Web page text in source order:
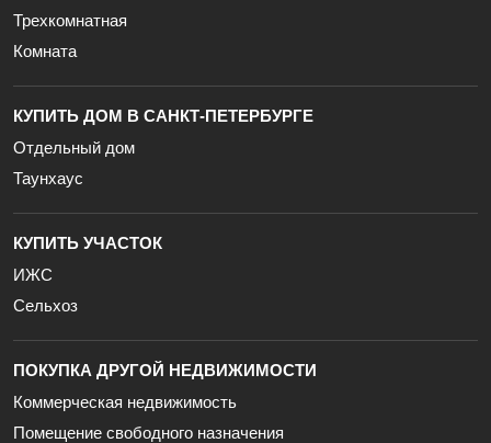
Трехкомнатная
Комната
КУПИТЬ ДОМ В САНКТ-ПЕТЕРБУРГЕ
Отдельный дом
Таунхаус
КУПИТЬ УЧАСТОК
ИЖС
Сельхоз
ПОКУПКА ДРУГОЙ НЕДВИЖИМОСТИ
Коммерческая недвижимость
Помещение свободного назначения